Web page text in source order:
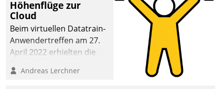
Höhenflüge zur
Cloud
Beim virtuellen Datatrain-
Anwendertreffen am 27.
April 2022 erhielten die
Teilnehmer kurzweilige
Andreas Lerchner